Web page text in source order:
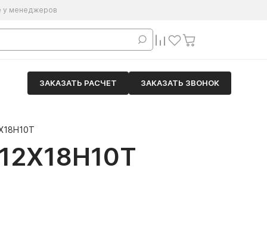
у менеджеров
ЗАКАЗАТЬ РАСЧЕТ ЗАКАЗАТЬ ЗВОНОК